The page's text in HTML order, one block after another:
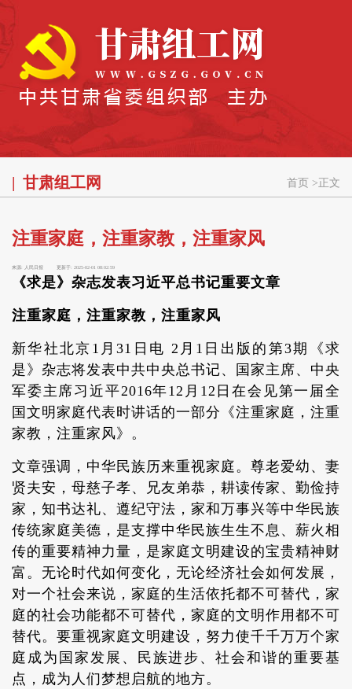
甘肃组工网 首页 > 正文
注重家庭，注重家教，注重家风
来源: 人民日报 更新于: 2025-02-01 08:02:59
《求是》杂志发表习近平总书记重要文章
注重家庭，注重家教，注重家风
新华社北京1月31日电 2月1日出版的第3期《求
是》杂志将发表中共中央总书记、国家主席、中央
军委主席习近平2016年12月12日在会见第一届全
国文明家庭代表时讲话的一部分《注重家庭，注重
家教，注重家风》。
文章强调，中华民族历来重视家庭。尊老爱幼、妻
贤夫安，母慈子孝、兄友弟恭，耕读传家、勤俭持
家，知书达礼、遵纪守法，家和万事兴等中华民族
传统家庭美德，是支撑中华民族生生不息、薪火相
传的重要精神力量，是家庭文明建设的宝贵精神财
富。无论时代如何变化，无论经济社会如何发展，
对一个社会来说，家庭的生活依托都不可替代，家
庭的社会功能都不可替代，家庭的文明作用都不可
替代。要重视家庭文明建设，努力使千千万万个家
庭成为国家发展、民族进步、社会和谐的重要基
点，成为人们梦想启航的地方。